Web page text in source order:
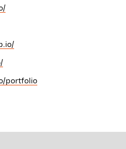
portfolio